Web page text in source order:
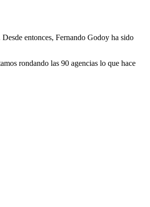
entonces, Fernando Godoy ha sido
rondando las 90 agencias lo que hace